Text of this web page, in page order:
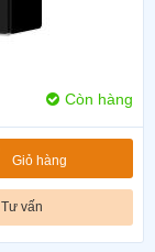
Còn hàng
Giỏ hàng
Tư vấn